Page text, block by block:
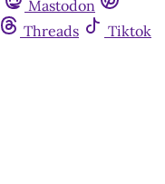
Mastodon
Threads
Tiktok